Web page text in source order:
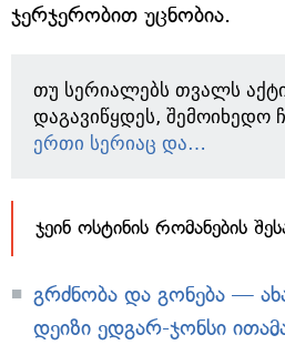
ჯერჯერობით უცნობია.
თუ სერიალებს თვალს
დაგავიწყდეს, შემოიხედო
ერთი სერიაც და…
ჯეინ ოსტინის რომანების
გრძნობა და გონება —
დეიზი ედგარ-ჯონსი